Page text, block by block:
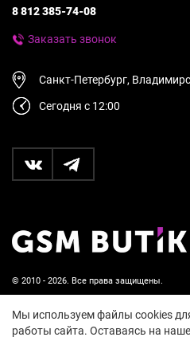
© 2010 - 2026. Все права защищены.
Пользовательское соглашение и
конфиденциальности
8 812 385-74-08
Заказать звонок
Санкт-Петербург,
Сегодня с 12:00
Мы используем файлы cookies
работы сайта. Оставаясь на